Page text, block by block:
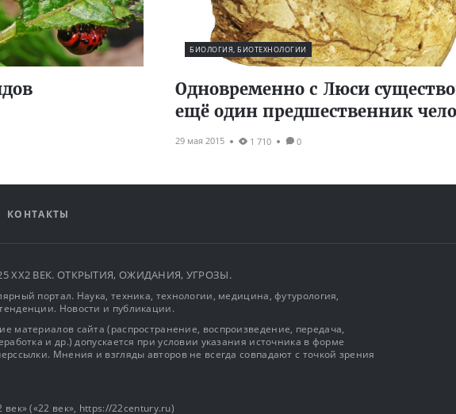
БИОЛОГИЯ, БИОТЕХНОЛОГИИ
Одновременно с Люси
ещё один предшественник
29 мая 2015 1 710 0
КОНТАКТЫ
XX2 ВЕК. ОТКРЫТИЯ, ОЖИДАНИЯ, УГРОЗЫ.
портал. Наука, техника, технологии, медицина, футурология,
Новости и публикации.
материалов сайта (распространение, воспроизведение, передача,
и др.) допускается при условии указания источника в форме
Мнения и взгляды авторов не всегда совпадают с точкой зрения
век» («22 век», https://22century.ru)